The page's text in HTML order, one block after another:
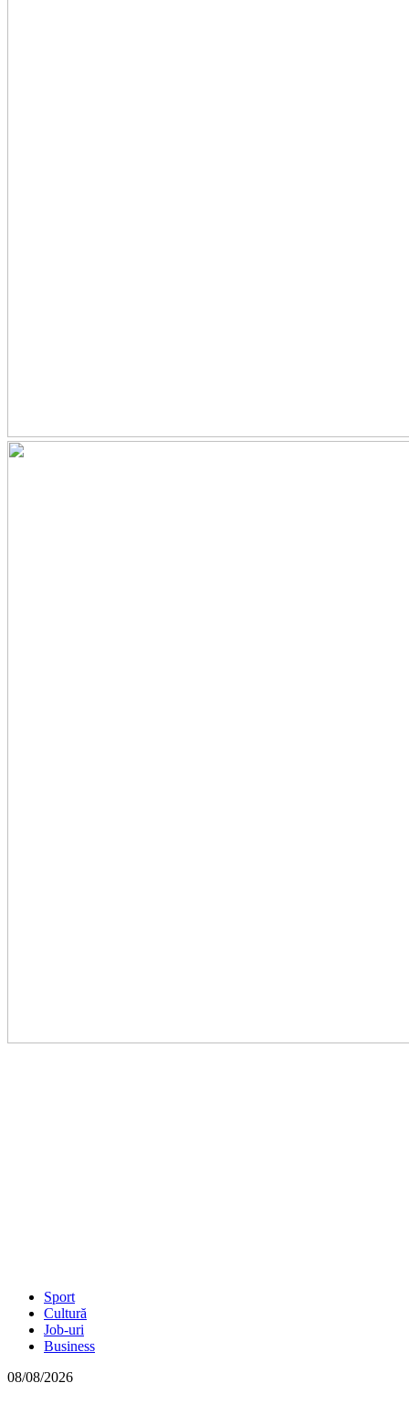
Sport
Cultură
Job-uri
Business
08/08/2026